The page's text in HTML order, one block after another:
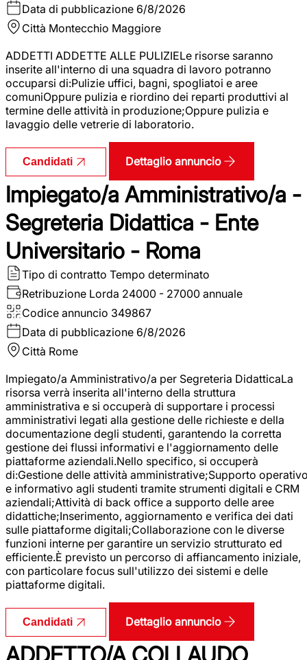
Data di pubblicazione 6/8/2026
Città Montecchio Maggiore
ADDETTI ADDETTE ALLE PULIZIELe risorse saranno
inserite all'interno di una squadra di lavoro potranno
occuparsi di:Pulizie uffici, bagni, spogliatoi e aree
comuniOppure pulizia e riordino dei reparti produttivi al
termine delle attività in produzione;Oppure pulizia e
lavaggio delle vetrerie di laboratorio.
Candidati Dettaglio annuncio
Impiegato/a Amministrativo/a -
Segreteria Didattica - Ente
Universitario - Roma
Tipo di contratto Tempo determinato
Retribuzione Lorda 24000 - 27000 annuale
Codice annuncio 349867
Data di pubblicazione 6/8/2026
Città Rome
Impiegato/a Amministrativo/a per Segreteria DidatticaLa
risorsa verrà inserita all'interno della struttura
amministrativa e si occuperà di supportare i processi
amministrativi legati alla gestione delle richieste e della
documentazione degli studenti, garantendo la corretta
gestione dei flussi informativi e l'aggiornamento delle
piattaforme aziendali.Nello specifico, si occuperà
di:Gestione delle attività amministrative;Supporto
e informativo agli studenti tramite strumenti digitali e CRM
aziendali;Attività di back office a supporto delle aree
didattiche;Inserimento, aggiornamento e verifica dei dati
sulle piattaforme digitali;Collaborazione con le diverse
funzioni interne per garantire un servizio strutturato ed
efficiente.È previsto un percorso di affiancamento iniziale,
con particolare focus sull'utilizzo dei sistemi e delle
piattaforme digitali.
Candidati Dettaglio annuncio
ADDETTO/A COLLAUDO